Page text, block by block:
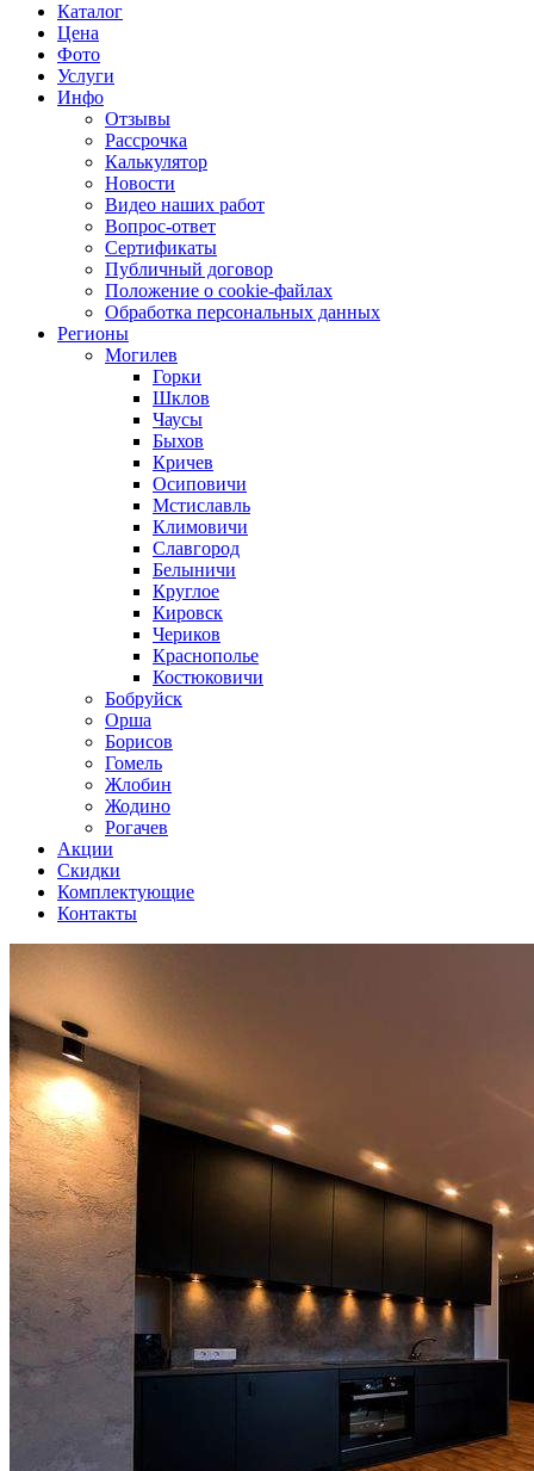
Каталог
Цена
Фото
Услуги
Инфо
Отзывы
Рассрочка
Калькулятор
Новости
Видео наших работ
Вопрос-ответ
Сертификаты
Публичный договор
Положение о cookie-файлах
Обработка персональных данных
Регионы
Могилев
Горки
Шклов
Чаусы
Быхов
Кричев
Осиповичи
Мстиславль
Климовичи
Славгород
Белыничи
Круглое
Кировск
Чериков
Краснополье
Костюковичи
Бобруйск
Орша
Борисов
Гомель
Жлобин
Жодино
Рогачев
Акции
Скидки
Комплектующие
Контакты